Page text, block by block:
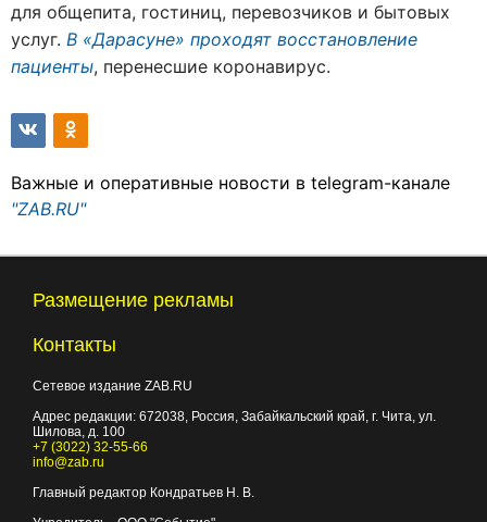
для общепита, гостиниц, перевозчиков и бытовых
услуг. В «Дарасуне» проходят восстановление
пациенты, перенесшие коронавирус.
Важные и оперативные новости в telegram-канале
"ZAB.RU"
Размещение рекламы
Контакты
Сетевое издание ZAB.RU
Адрес редакции: 672038, Россия, Забайкальский край, г. Чита, ул.
Шилова, д. 100
+7 (3022) 32-55-66
info@zab.ru
Главный редактор Кондратьев Н. В.